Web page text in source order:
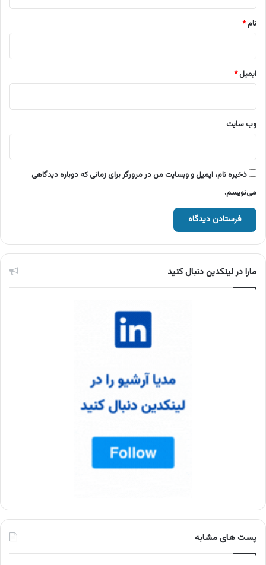
نام*
ایمیل*
وب‌ سایت
ذخیره نام، ایمیل و وبسایت من در مرورگر برای زمانی که دوباره دیدگاهی
می‌نویسم.
مارا در لینکدین دنبال کنید
پست های مشابه